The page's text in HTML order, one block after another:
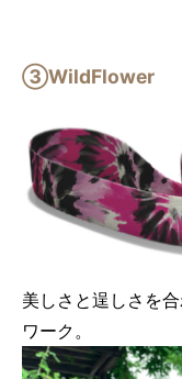
③WildFlower
美しさと逞しさを
ワーク。